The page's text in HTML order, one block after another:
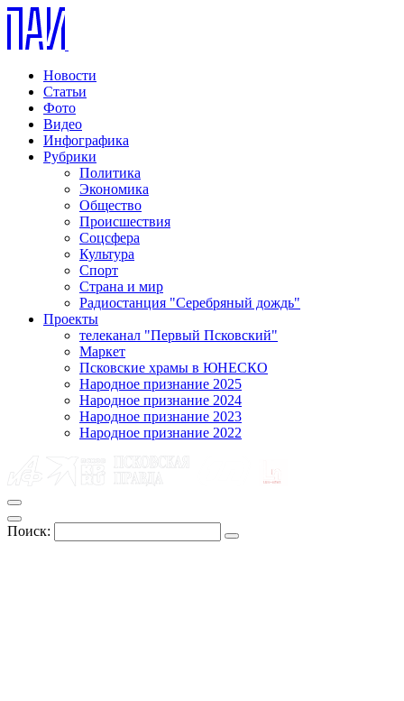
Новости
Статьи
Фото
Видео
Инфографика
Рубрики
Политика
Экономика
Общество
Происшествия
Соцсфера
Культура
Спорт
Страна и мир
Радиостанция "Серебряный дождь"
Проекты
телеканал "Первый Псковский"
Маркет
Псковские храмы в ЮНЕСКО
Народное признание 2025
Народное признание 2024
Народное признание 2023
Народное признание 2022
Поиск: